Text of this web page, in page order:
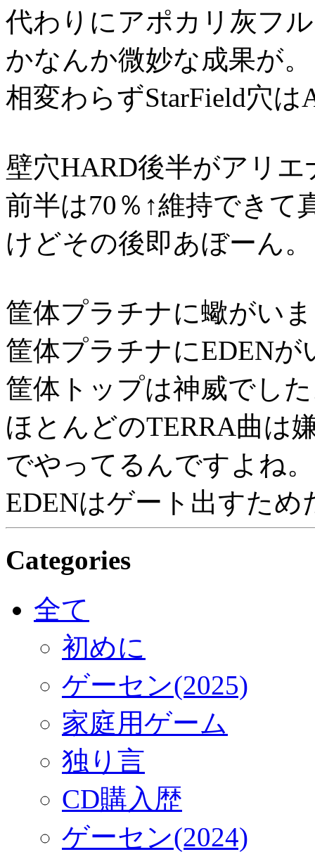
代わりにアポカリ灰フ
かなんか微妙な成果が。
相変わらずStarField穴
壁穴HARD後半がアリエ
前半は70％↑維持できて
けどその後即あぼーん。
筐体プラチナに蠍がい
筐体プラチナにEDEN
筐体トップは神威でし
ほとんどのTERRA曲は
でやってるんですよね。
EDENはゲート出すため
Categories
全て
初めに
ゲーセン(2025)
家庭用ゲーム
独り言
CD購入歴
ゲーセン(2024)